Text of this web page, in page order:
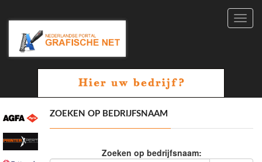
ZOEKEN OP BEDRIJFSNAAM
Zoeken op bedrijfsnaam: